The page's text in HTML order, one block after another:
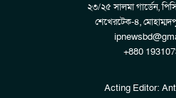
২৩/২৫ সালমা গার্ডেন,
শেখেরটেক-৪,
+880
Acting Editor: